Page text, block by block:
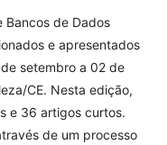
Bancos de Dados
e apresentados
setembro a 02 de
CE. Nesta edição,
e 36 artigos curtos.
de um processo